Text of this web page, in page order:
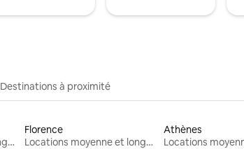
Destinations à proximité
Locations moyenne et longue durée
Florence
Locations moyenne et longue durée
Athènes